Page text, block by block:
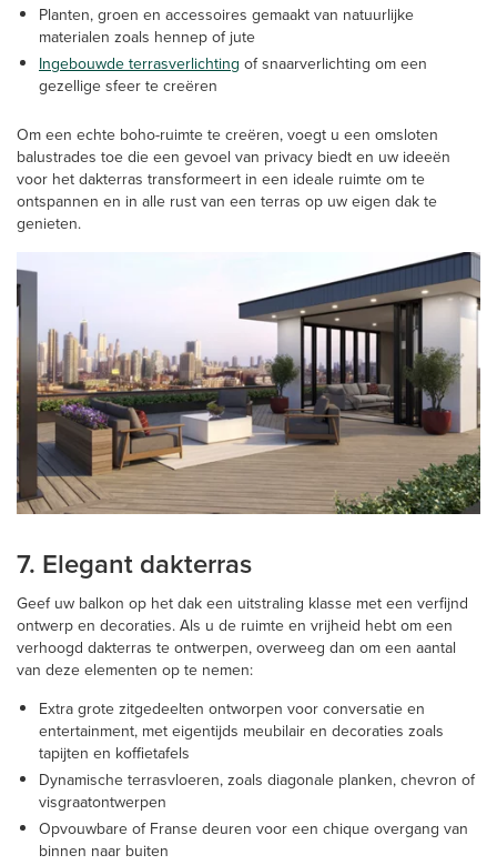
Planten, groen en accessoires gemaakt van natuurlijke
materialen zoals hennep of jute
Ingebouwde terrasverlichting of snaarverlichting om een
gezellige sfeer te creëren
Om een echte boho-ruimte te creëren, voegt u een omsloten
balustrades toe die een gevoel van privacy biedt en uw ideeën
voor het dakterras transformeert in een ideale ruimte om te
ontspannen en in alle rust van een terras op uw eigen dak te
genieten.
7. Elegant dakterras
Geef uw balkon op het dak een uitstraling klasse met een verfijnd
ontwerp en decoraties. Als u de ruimte en vrijheid hebt om een
verhoogd dakterras te ontwerpen, overweeg dan om een aantal
van deze elementen op te nemen:
Extra grote zitgedeelten ontworpen voor conversatie en
entertainment, met eigentijds meubilair en decoraties zoals
tapijten en koffietafels
Dynamische terrasvloeren, zoals diagonale planken, chevron of
visgraatontwerpen
Opvouwbare of Franse deuren voor een chique overgang van
binnen naar buiten